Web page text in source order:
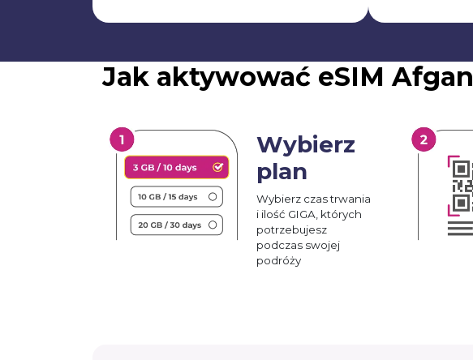
Jak aktywować eSIM
Wybierz
plan
Wybierz czas trwania
i ilość GIGA, których
potrzebujesz
podczas swojej
podróży